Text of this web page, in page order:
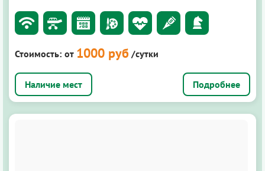
Стоимость: от 1000 руб /сутки
Подробнее